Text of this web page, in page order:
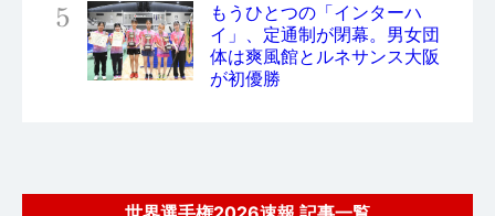
5
もうひとつの「インターハ
イ」、定通制が閉幕。男女団
体は爽風館とルネサンス大阪
が初優勝